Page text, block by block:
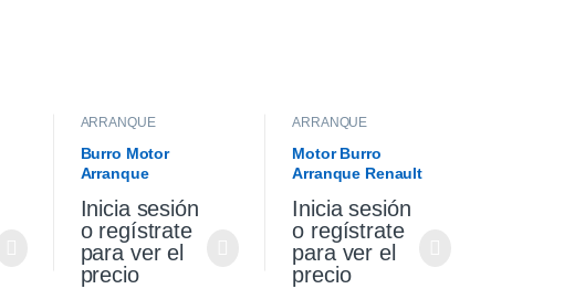
ARRANQUE
Burro Motor
Arranque
Saveiro 1.6
Inicia sesión
o regístrate
para ver el
precio
ARRANQUE
Motor Burro
Arranque Renault
Original
Inicia sesión
o regístrate
para ver el
precio